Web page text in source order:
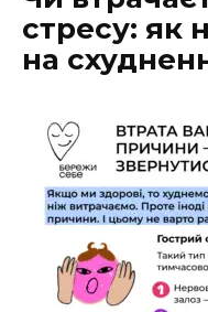
стресу: як
на